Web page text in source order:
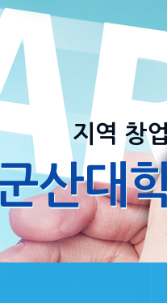
지역 창
산대